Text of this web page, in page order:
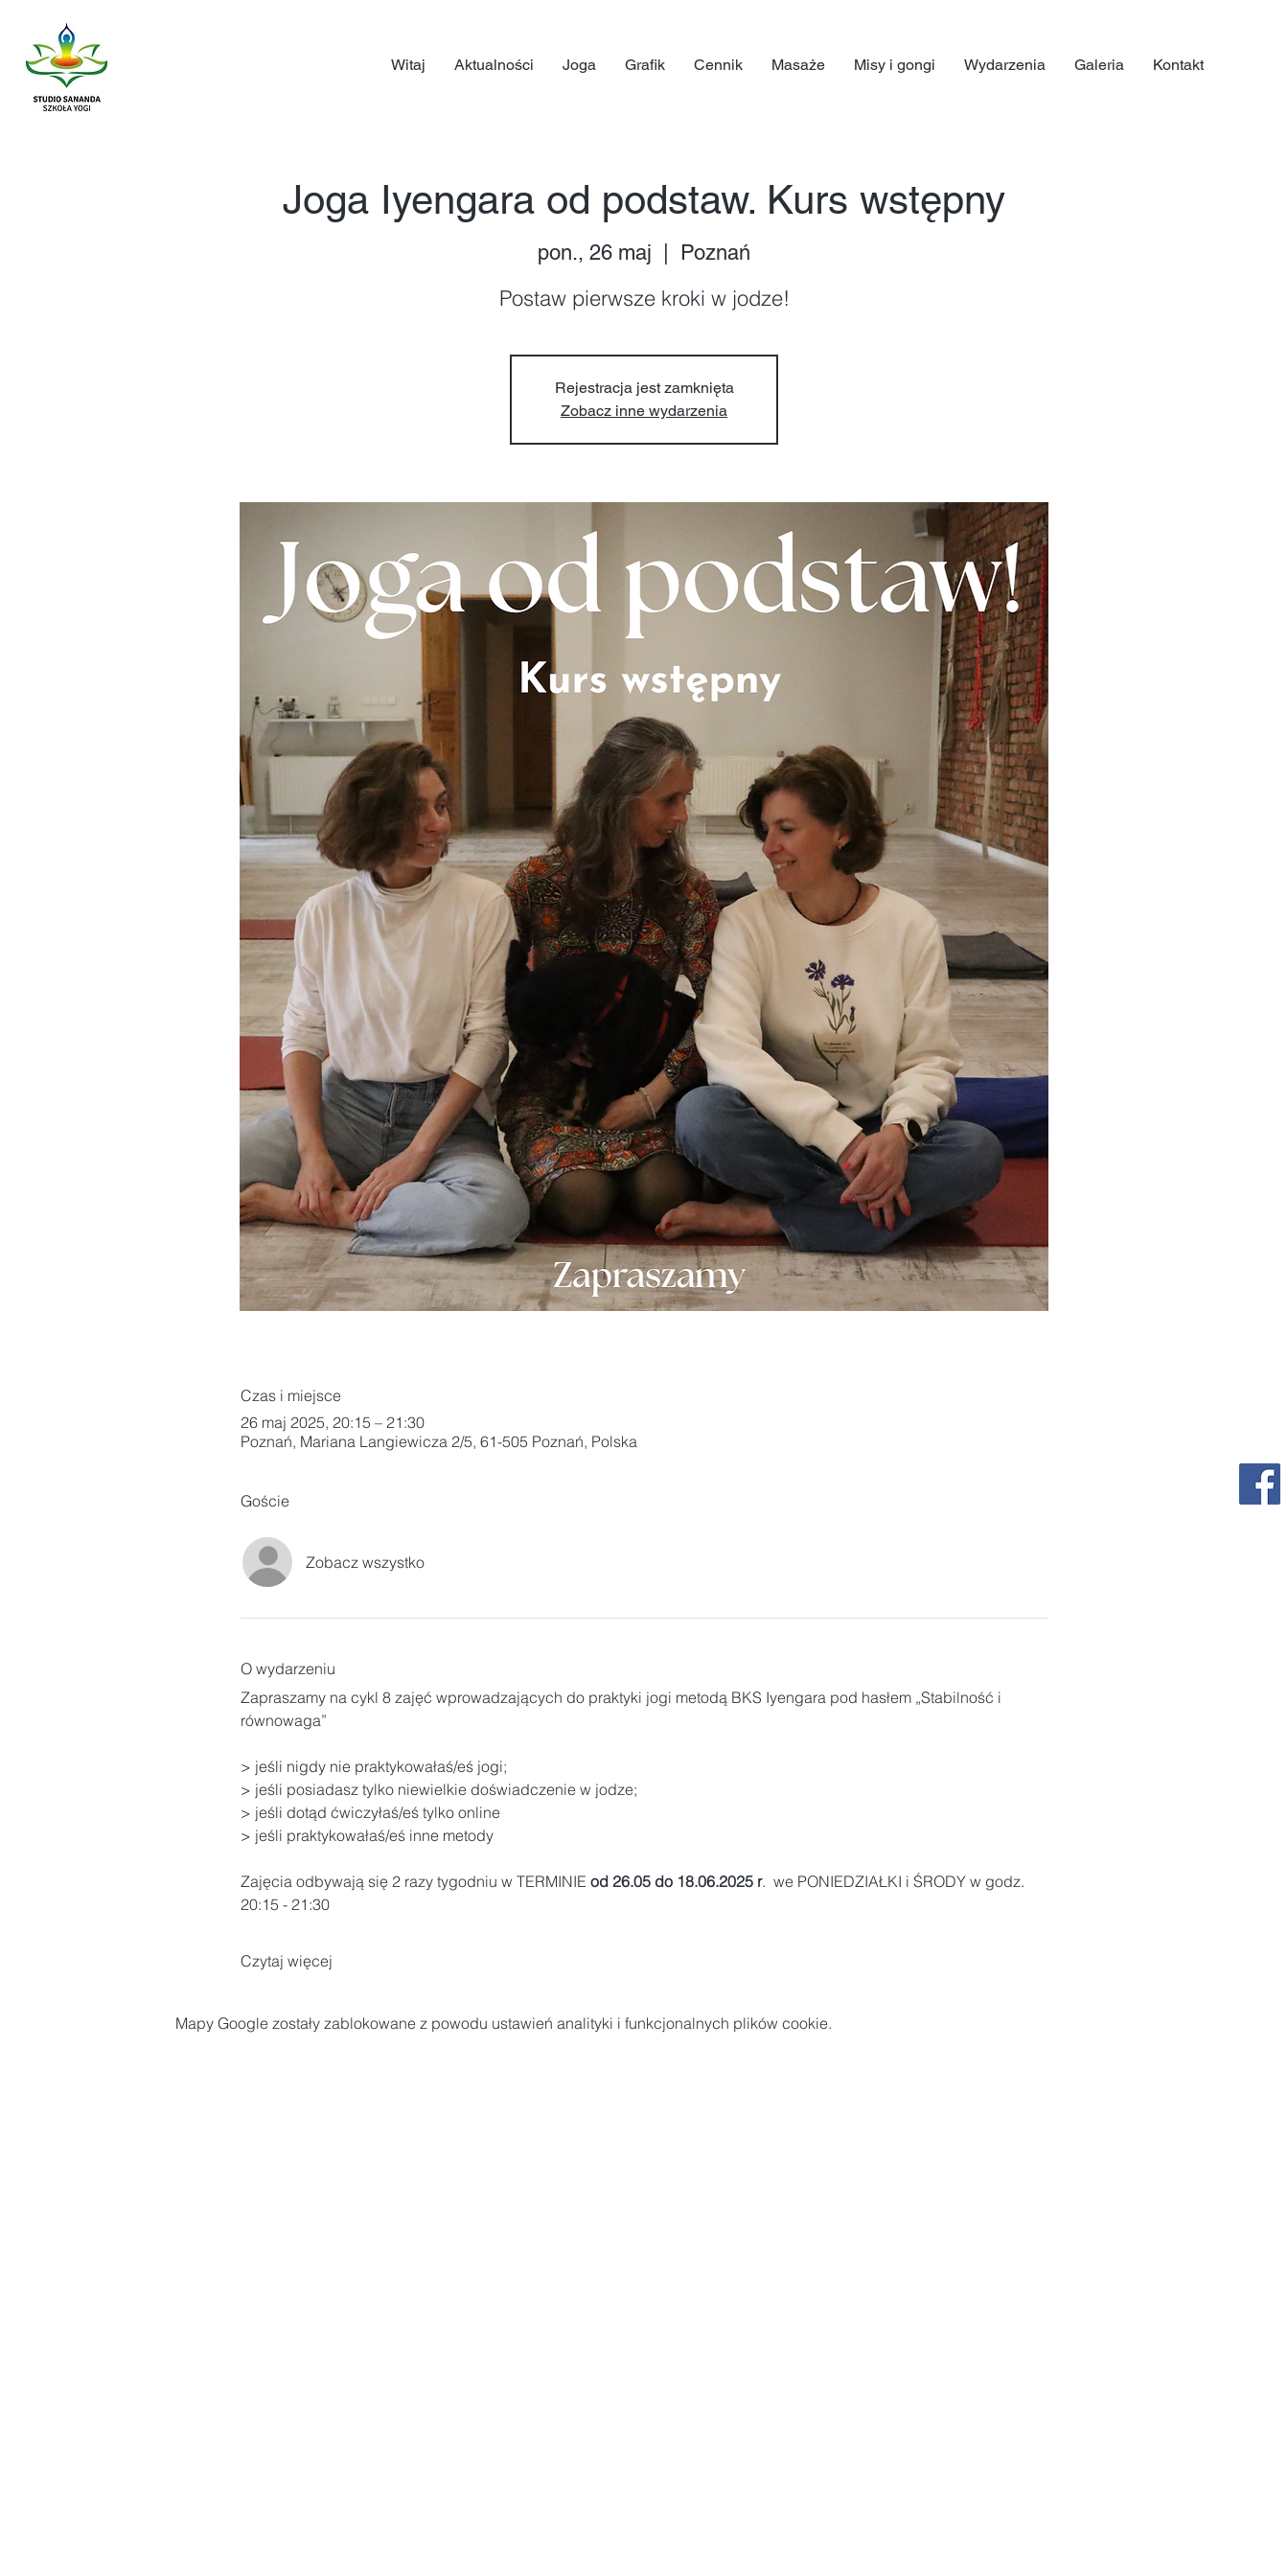
Witaj Aktualności Joga Grafik Cennik Masaże Misy i gongi Wydarzenia Galeria Kontakt
Joga Iyengara od podstaw. Kurs wstępny
pon., 26 maj Poznań
Postaw pierwsze kroki w jodze!
Rejestracja jest zamknięta
Zobacz inne wydarzenia
Czas i miejsce
26 maj 2025, 20:15 – 21:30
Poznań, Mariana Langiewicza 2/5, 61-505 Poznań, Polska
Goście
Zobacz wszystko
O wydarzeniu
Zapraszamy na cykl 8 zajęć wprowadzających do praktyki jogi metodą BKS Iyengara pod hasłem „Stabilność i
równowaga”
> jeśli nigdy nie praktykowałaś/eś jogi;
> jeśli posiadasz tylko niewielkie doświadczenie w jodze;
> jeśli dotąd ćwiczyłaś/eś tylko online
> jeśli praktykowałaś/eś inne metody
Zajęcia odbywają się 2 razy tygodniu w TERMINIE od 26.05 do 18.06.2025 r.  we PONIEDZIAŁKI i ŚRODY w godz.
20:15 - 21:30
Czytaj więcej
Mapy Google zostały zablokowane z powodu ustawień analityki i funkcjonalnych plików cookie.